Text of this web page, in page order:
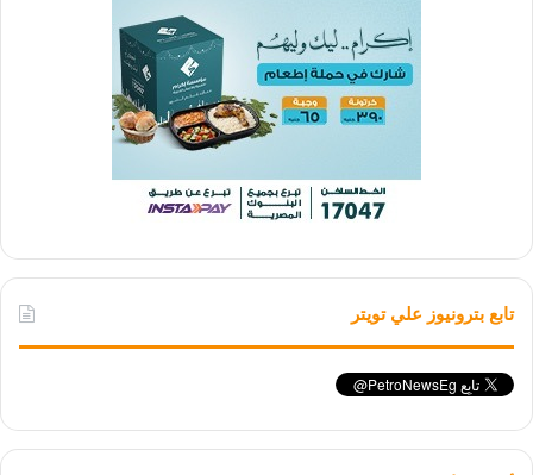
تابع بترونيوز علي تويتر